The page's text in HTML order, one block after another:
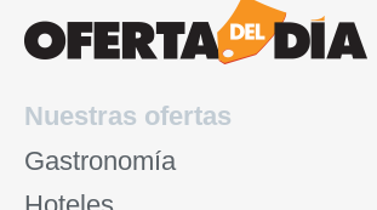
Nuestras ofertas
Gastronomía